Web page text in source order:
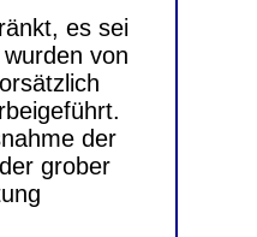
es sei
von
der
grober